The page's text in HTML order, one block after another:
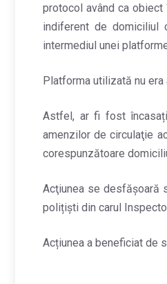
protocol având ca
indiferent de domiciliul
intermediul unei
Platforma utilizată nu
Astfel, ar fi fost
amenzilor de circulaţie
corespunzătoare
Acţiunea se desfăşoară
polițiști din carul
Acțiunea a beneficiat de